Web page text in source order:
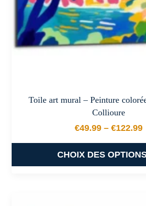
la
page
du
produit
Toile art mural – Peinture
Collioure
€49.99 – €122.99
Plage
CHOIX DES